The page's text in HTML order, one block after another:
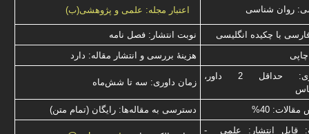
روان شناسی اعتبار مجله: علمی و پژوهشی(ب)
با چكیده انگلیسی
نوبت انتشار: فصل نامه
چاپی
هزینۀ بررسی و انتشار مقاله: دارد
نوع داوری: حداقل 2 داور،
زمان داوری: سه تا شش‌ماه
40%
دسترسی به مقاله‌ها: رایگان (تمام متن)
قابل انتشار: علمی -